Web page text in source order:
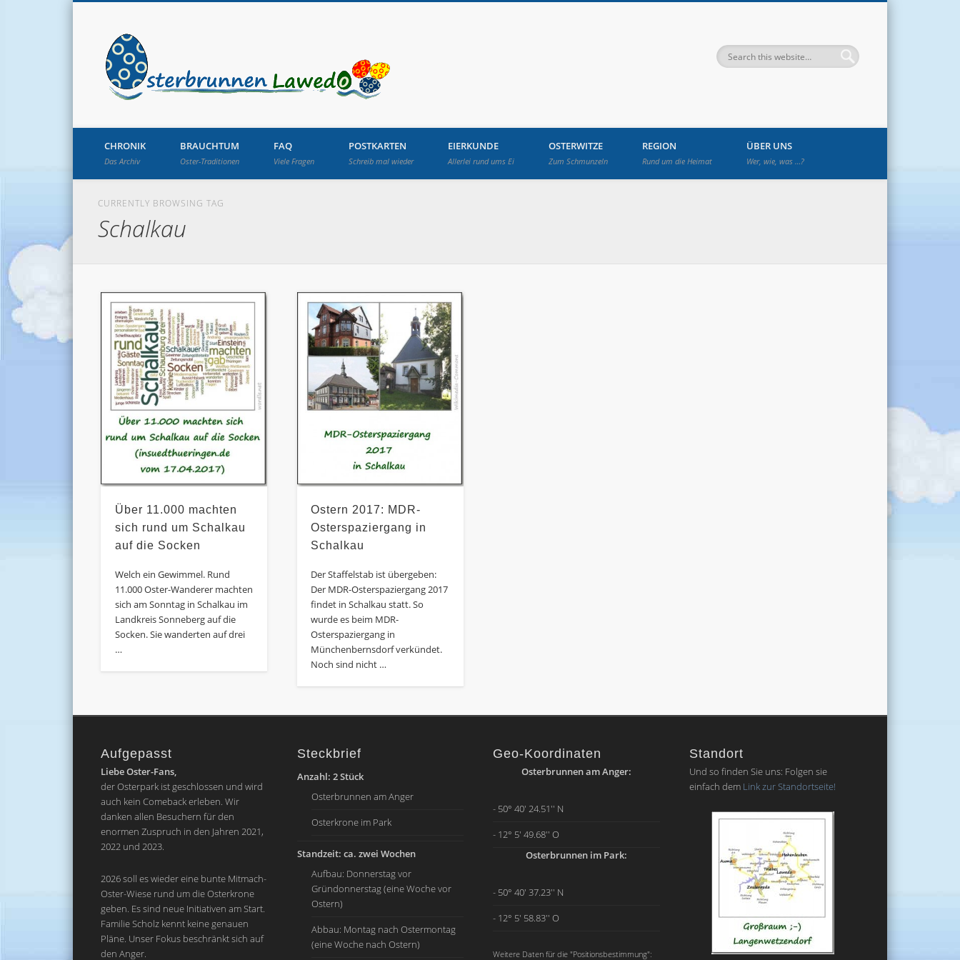
Osterbrunnen in Langenwetzendorf
CHRONIK
Das Archiv
BRAUCHTUM
Oster-Traditionen
FAQ
Viele Fragen
POSTKARTEN
Schreib mal wieder
EIERKUNDE
Allerlei rund ums Ei
OSTERWITZE
Zum Schmunzeln
REGION
Rund um die Heimat
ÜBER UNS
Wer, wie, was …?
CURRENTLY BROWSING TAG
Schalkau
Über 11.000 machten
sich rund um Schalkau
auf die Socken
Welch ein Gewimmel. Rund
11.000 Oster-Wanderer machten
sich am Sonntag in Schalkau im
Landkreis Sonneberg auf die
Socken. Sie wanderten auf drei
…
Ostern 2017: MDR-
Osterspaziergang in
Schalkau
Der Staffelstab ist übergeben:
Der MDR-Osterspaziergang 2017
findet in Schalkau statt. So
wurde es beim MDR-
Osterspaziergang in
Münchenbernsdorf verkündet.
Noch sind nicht …
Aufgepasst
Liebe Oster-Fans,
der Osterpark ist geschlossen und wird
auch kein Comeback erleben. Wir
danken allen Besuchern für den
enormen Zuspruch in den Jahren 2021,
2022 und 2023.
2026 soll es wieder eine bunte Mitmach-
Oster-Wiese rund um die Osterkrone
geben. Es sind neue Initiativen am Start.
Familie Scholz kennt keine genauen
Pläne. Unser Fokus beschränkt sich auf
den Anger.
Steckbrief
Anzahl: 2 Stück
Osterbrunnen am Anger
Osterkrone im Park
Standzeit: ca. zwei Wochen
Aufbau: Donnerstag vor
Gründonnerstag (eine Woche vor
Ostern)
Abbau: Montag nach Ostermontag
(eine Woche nach Ostern)
Geo-Koordinaten
Osterbrunnen am Anger:
- 50° 40' 24.51'' N
- 12° 5' 49.68'' O
Osterbrunnen im Park:
- 50° 40' 37.23'' N
- 12° 5' 58.83'' O
Weitere Daten für die "Positionsbestimmung":
Standort
Und so finden Sie uns: Folgen sie
einfach dem Link zur Standortseite!